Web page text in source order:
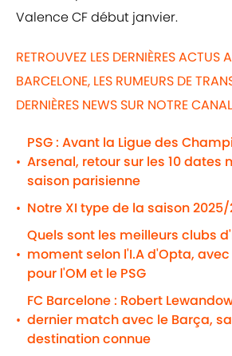
Valence CF début janvier.
RETROUVEZ LES DERNIÈRES ACTUS
BARCELONE, LES RUMEURS DE
DERNIÈRES NEWS SUR NOTRE
•
PSG : Avant la Ligue des
Arsenal, retour sur les 10 dates
saison parisienne
• Notre XI type de la saison
•
Quels sont les meilleurs clubs
moment selon l'I.A d'Opta,
pour l'OM et le PSG
•
FC Barcelone : Robert
dernier match avec le Barça,
destination connue